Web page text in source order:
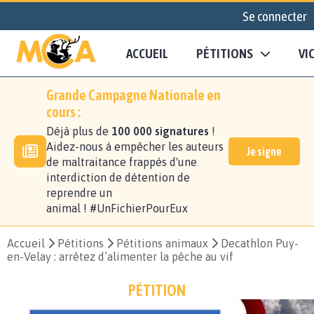
Se connecter
ACCUEIL PÉTITIONS
Grande Campagne Nationale en
cours :
Déjà plus de 100 000 signatures !
Aidez-nous à empêcher les auteurs
de maltraitance frappés d'une
interdiction de détention de
reprendre un
animal ! #UnFichierPourEux
Je signe
Accueil Pétitions Pétitions animaux
Decathlon Puy-
en-Velay : arrêtez d’alimenter la pêche au vif
PÉTITION